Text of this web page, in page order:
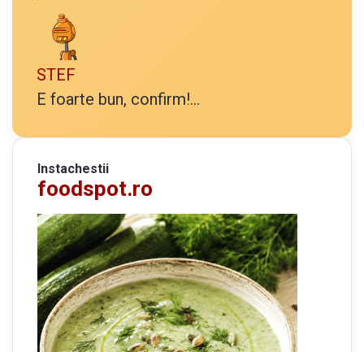
STEF
E foarte bun, confirm!...
Instachestii
foodspot.ro